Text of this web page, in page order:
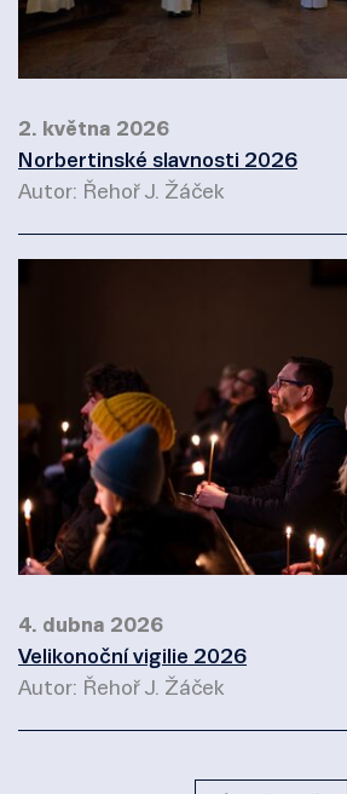
2. května 2026
Norbertinské slavnosti 2026
Autor: Řehoř J. Žáček
4. dubna 2026
Velikonoční vigilie 2026
Autor: Řehoř J. Žáček